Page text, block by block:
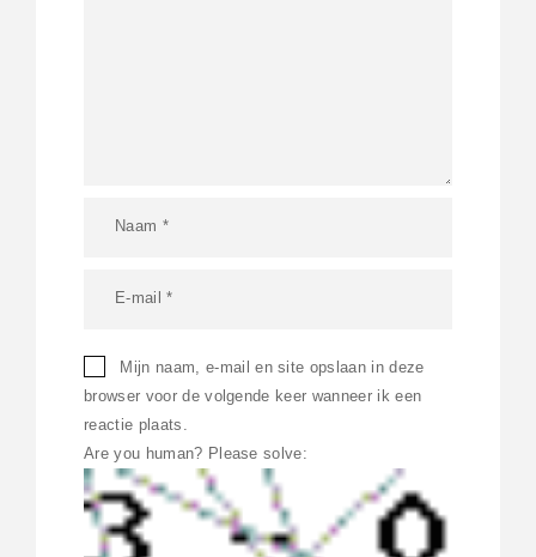
Mijn naam, e-mail en site opslaan in deze
browser voor de volgende keer wanneer ik een
reactie plaats.
Are you human? Please solve: